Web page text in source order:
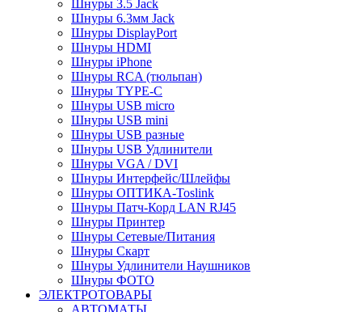
Шнуры 3.5 Jack
Шнуры 6.3мм Jack
Шнуры DisplayPort
Шнуры HDMI
Шнуры iPhone
Шнуры RCA (тюльпан)
Шнуры TYPE-C
Шнуры USB micro
Шнуры USB mini
Шнуры USB разные
Шнуры USB Удлинители
Шнуры VGA / DVI
Шнуры Интерфейс/Шлейфы
Шнуры ОПТИКА-Toslink
Шнуры Патч-Корд LAN RJ45
Шнуры Принтер
Шнуры Сетевые/Питания
Шнуры Скарт
Шнуры Удлинители Наушников
Шнуры ФОТО
ЭЛЕКТРОТОВАРЫ
АВТОМАТЫ